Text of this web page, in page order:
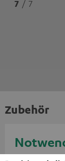
7 / 7
Zubehör